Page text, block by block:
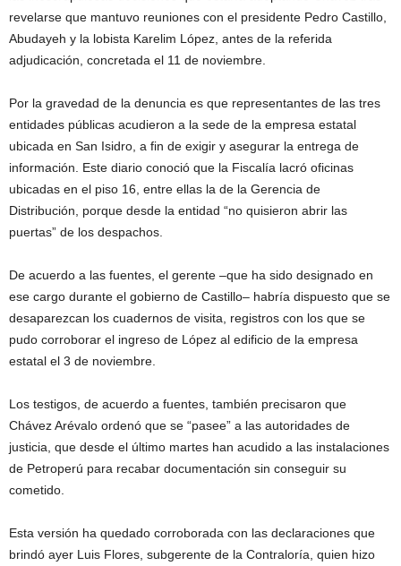
revelarse que mantuvo reuniones con el presidente Pedro Castillo,
Abudayeh y la lobista Karelim López, antes de la referida
adjudicación, concretada el 11 de noviembre.
Por la gravedad de la denuncia es que representantes de las tres
entidades públicas acudieron a la sede de la empresa estatal
ubicada en San Isidro, a fin de exigir y asegurar la entrega de
información. Este diario conoció que la Fiscalía lacró oficinas
ubicadas en el piso 16, entre ellas la de la Gerencia de
Distribución, porque desde la entidad “no quisieron abrir las
puertas” de los despachos.
De acuerdo a las fuentes, el gerente –que ha sido designado en
ese cargo durante el gobierno de Castillo– habría dispuesto que se
desaparezcan los cuadernos de visita, registros con los que se
pudo corroborar el ingreso de López al edificio de la empresa
estatal el 3 de noviembre.
Los testigos, de acuerdo a fuentes, también precisaron que
Chávez Arévalo ordenó que se “pasee” a las autoridades de
justicia, que desde el último martes han acudido a las instalaciones
de Petroperú para recabar documentación sin conseguir su
cometido.
Esta versión ha quedado corroborada con las declaraciones que
brindó ayer Luis Flores, subgerente de la Contraloría, quien hizo